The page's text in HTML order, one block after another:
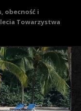
obecność i
Towarzystwa